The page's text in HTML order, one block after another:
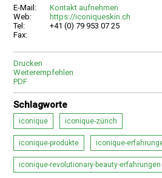
E-Mail:
Kontakt aufnehmen
Web:
https://iconiqueskin.ch
Tel:
+41 (0) 79 953 07 25
Fax:
Drucken
Weiterempfehlen
PDF
Schlagworte
iconique iconique-zürich
iconique-produkte iconique-
iconique-revolutionary-beauty-erfahrungen